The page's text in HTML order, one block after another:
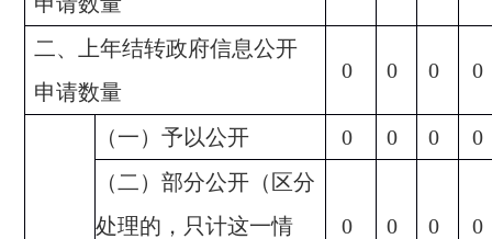
二、上年结转政府信息公开
申请数量
0 0 0 0
（一）予以公开 0 0 0
0
（二）部分公开（区分
处理的，只计这一情
0 0 0 0